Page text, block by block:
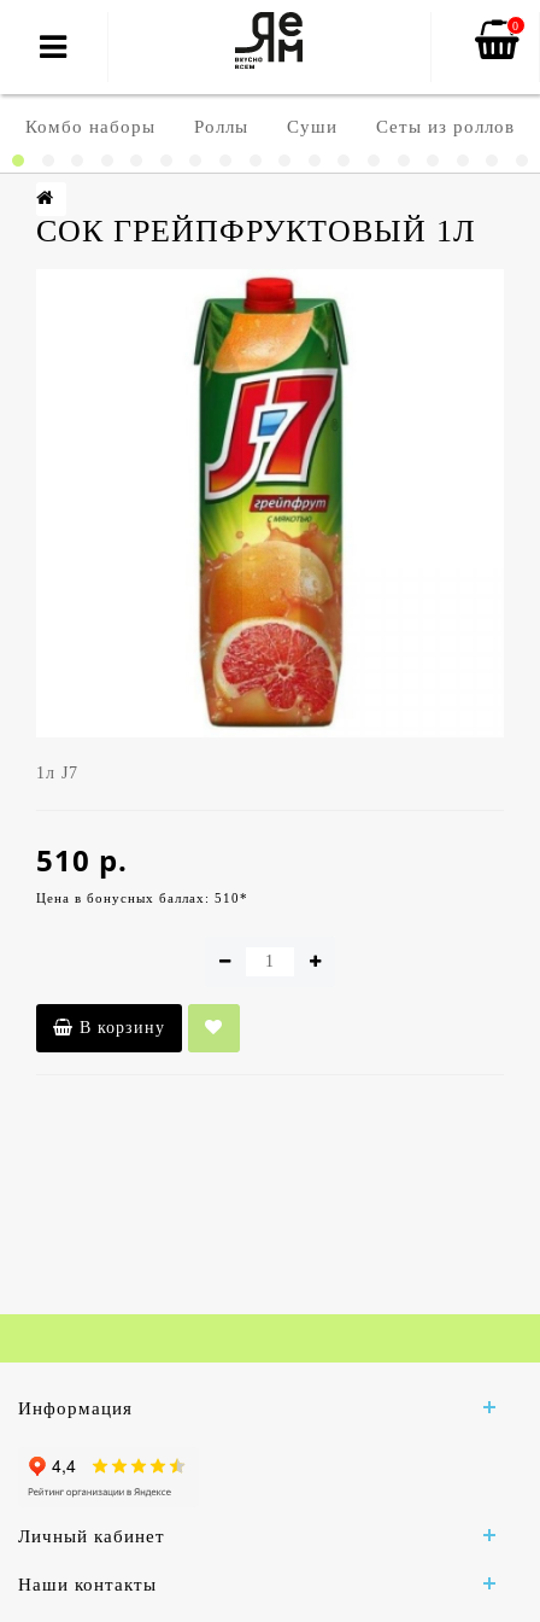
0
Комбо наборы Роллы Суши Сеты из роллов
СОК ГРЕЙПФРУКТОВЫЙ 1Л
1л J7
510 р.
Цена в бонусных баллах: 510*
В корзину
Информация
Личный кабинет
Наши контакты